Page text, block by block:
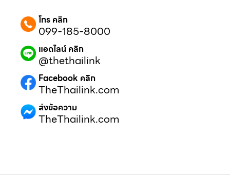
โทร คลิก
099-185-8000
แอดไลน์ คลิก
@thethailink
Facebook คลิก
TheThailink.com
ส่งข้อความ
TheThailink.com